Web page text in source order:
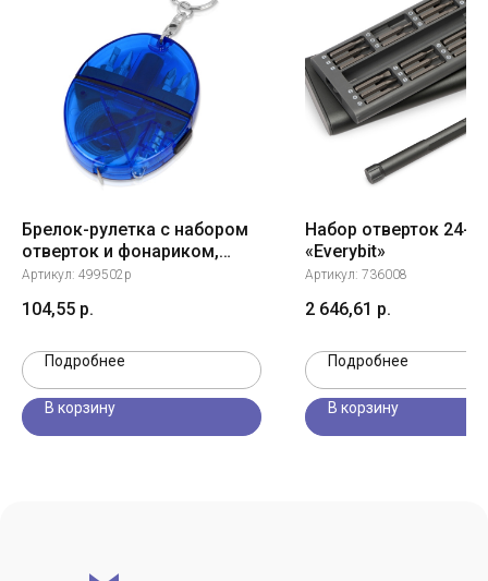
Брелок-рулетка с набором
отверток и фонариком,
синий
Артикул: 499502p
104,55 р.
Подробнее
В корзину
Набор отверток 24-
«Everybit»
Артикул: 736008
2 646,61 р.
Подробнее
В корзину